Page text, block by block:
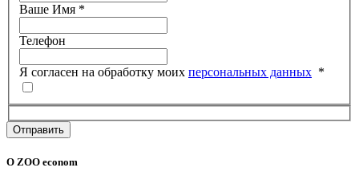
Ваше Имя *
Телефон
Я согласен на обработку моих персональных данных *
Отправить
О ZOO econom